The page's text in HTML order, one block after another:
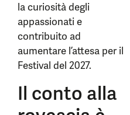
la curiosità degli
appassionati e
contribuito ad
aumentare l’attesa per il
Festival del 2027.
Il conto alla